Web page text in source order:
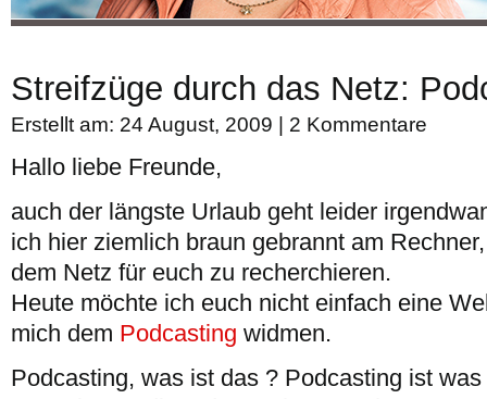
Streifzüge durch das Netz:
Erstellt am: 24 August, 2009 | 2 Kommentare
Hallo liebe Freunde,
auch der längste Urlaub geht leider
ich hier ziemlich braun gebrannt am
dem Netz für euch zu recherchieren.
Heute möchte ich euch nicht einfach eine
mich dem Podcasting widmen.
Podcasting, was ist das ? Podcasting ist